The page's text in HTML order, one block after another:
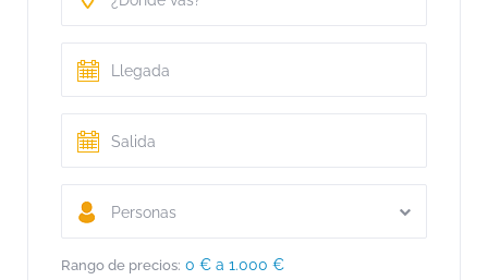
Personas
Rango de precios: 0 € a 1.000 €